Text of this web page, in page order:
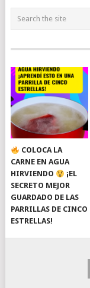
COLOCA LA
CARNE EN AGUA
HIRVIENDO
¡EL
SECRETO MEJOR
GUARDADO DE LAS
PARRILLAS DE CINCO
ESTRELLAS!